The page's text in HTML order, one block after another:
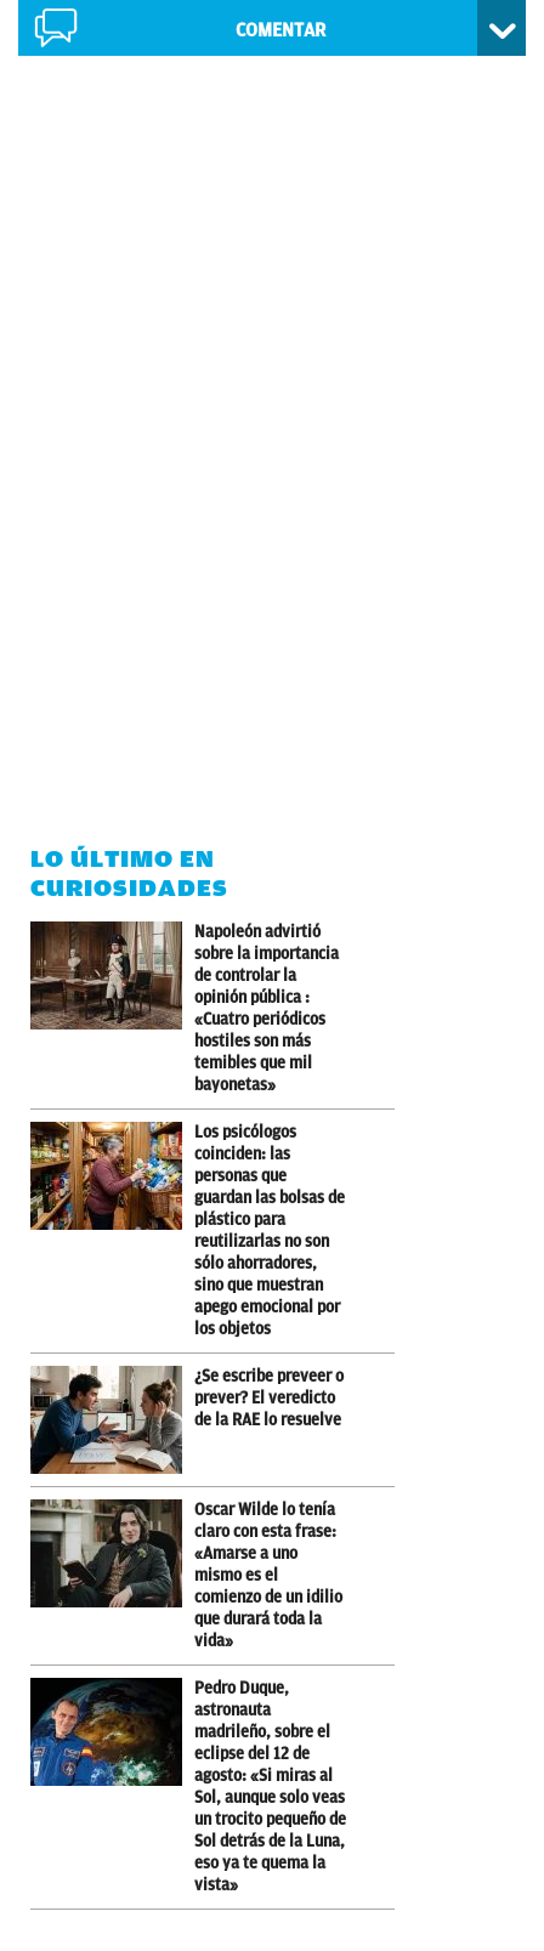
COMENTAR
LO ÚLTIMO EN
CURIOSIDADES
Napoleón advirtió
sobre la importancia
de controlar la
opinión pública :
«Cuatro periódicos
hostiles son más
temibles que mil
bayonetas»
Los psicólogos
coinciden: las
personas que
guardan las bolsas de
plástico para
reutilizarlas no son
sólo ahorradores,
sino que muestran
apego emocional por
los objetos
¿Se escribe preveer o
prever? El veredicto
de la RAE lo resuelve
Oscar Wilde lo tenía
claro con esta frase:
«Amarse a uno
mismo es el
comienzo de un idilio
que durará toda la
vida»
Pedro Duque,
astronauta
madrileño, sobre el
eclipse del 12 de
agosto: «Si miras al
Sol, aunque solo veas
un trocito pequeño de
Sol detrás de la Luna,
eso ya te quema la
vista»